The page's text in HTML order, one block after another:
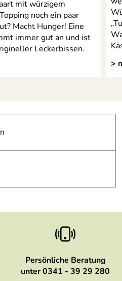
mit würzigem
noch ein paar
Macht Hunger! Eine
immer gut an und ist
Leckerbissen.
>
Persönliche Beratung
unter 0341 - 39 29 280